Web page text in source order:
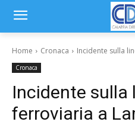
Home Cronaca Incidente sulla
Cronaca
Incidente sulla
ferroviaria a